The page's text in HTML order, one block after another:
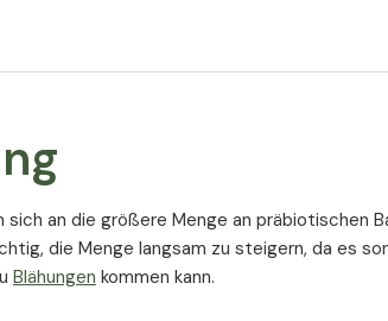
warum
Wirkung im ganzen Dickdarm
Bakterien
zwischen guten und schlechten Bakterien
sich an die größere Menge an präbiotischen
die Menge langsam zu steigern, da es
Blähungen kommen kann.